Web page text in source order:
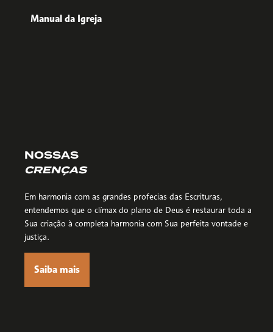
Manual da Igreja
NOSSAS
CRENÇAS
Em harmonia com as grandes profecias das Escrituras,
entendemos que o clímax do plano de Deus é restaurar toda a
Sua criação à completa harmonia com Sua perfeita vontade e
justiça.
Saiba mais